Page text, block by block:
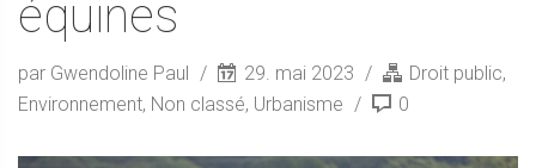
équines
par Gwendoline Paul 29. mai 2023 Droit public,
Environnement, Non classé, Urbanisme 0